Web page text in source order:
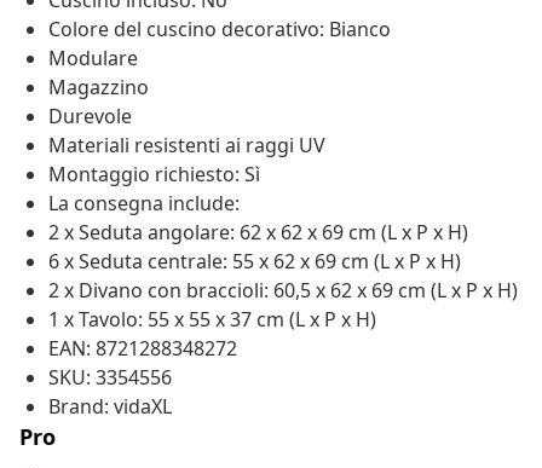
Colore del cuscino decorativo: Bianco
Modulare
Magazzino
Durevole
Materiali resistenti ai raggi UV
Montaggio richiesto: Sì
La consegna include:
2 x Seduta angolare: 62 x 62 x 69 cm (L x P x H)
6 x Seduta centrale: 55 x 62 x 69 cm (L x P x H)
2 x Divano con braccioli: 60,5 x 62 x 69 cm (L x P x H)
1 x Tavolo: 55 x 55 x 37 cm (L x P x H)
EAN: 8721288348272
SKU: 3354556
Brand: vidaXL
Pro